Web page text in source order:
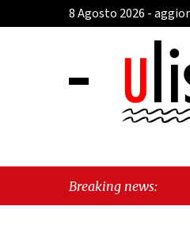
8 Agosto 2026 -
Breaking news: